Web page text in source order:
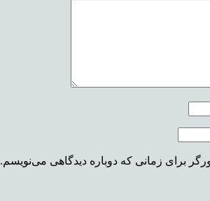
برای زمانی که دوباره دیدگاهی می‌نویسم.